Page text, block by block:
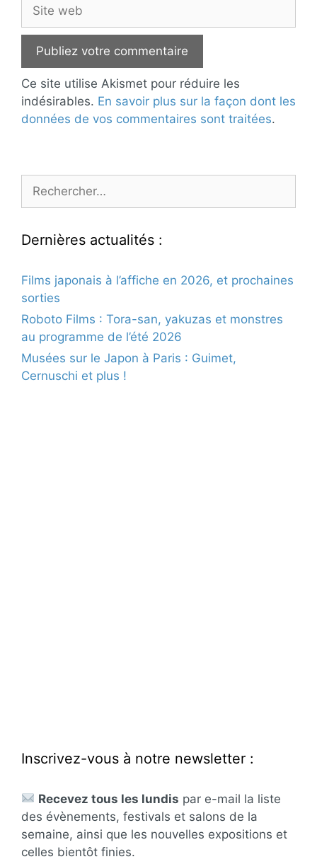
web
Ce site utilise Akismet pour réduire les
indésirables. En savoir plus sur la façon dont les
données de vos commentaires sont traitées.
Dernières actualités :
Films japonais à l’affiche en 2026, et prochaines
sorties
Roboto Films : Tora-san, yakuzas et monstres
au programme de l’été 2026
Musées sur le Japon à Paris : Guimet,
Cernuschi et plus !
Inscrivez-vous à notre newsletter :
Recevez tous les lundis par e-mail la liste
des évènements, festivals et salons de la
semaine, ainsi que les nouvelles expositions et
celles bientôt finies.